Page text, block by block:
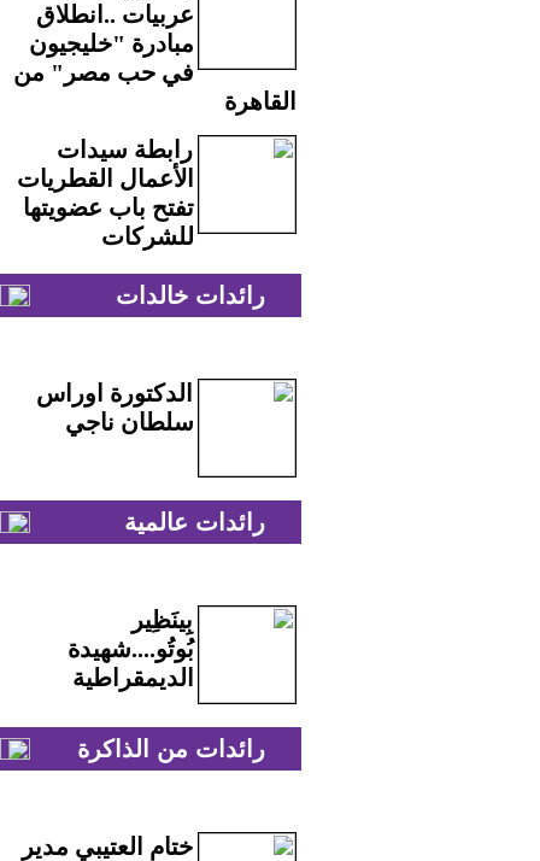
عربيات ..انطلاق
مبادرة "خليجيون
في حب مصر" من
القاهرة
رابطة سيدات
الأعمال القطريات
تفتح باب عضويتها
للشركات
رائدات خالدات
الدكتورة اوراس
سلطان ناجي
رائدات عالمية
بِينَظِير
بُوتُو....شهيدة
الديمقراطية
رائدات من الذاكرة
ختام العتيبي مدير